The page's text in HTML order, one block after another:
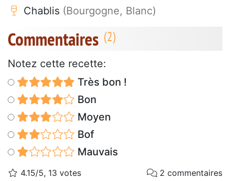
Chablis (Bourgogne, Blanc)
Commentaires
Notez cette recette:
Très bon !
Bon
Moyen
Bof
Mauvais
4.15/5, 13 votes 2 commentaires